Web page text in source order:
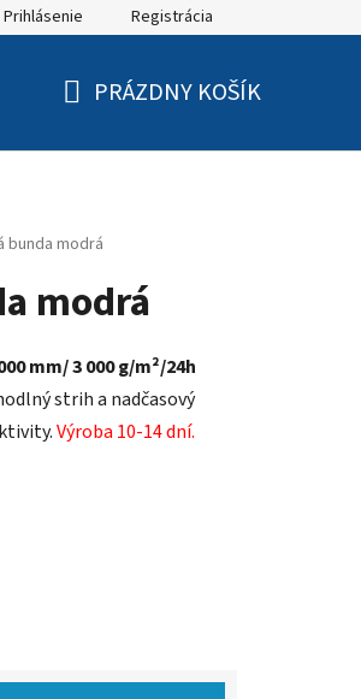
Prihlásenie Registrácia
PRÁZDNY KOŠÍK
bunda modrá
modrá
mm/ 3 000g/m²/24h
strih a nadčasový
Výroba 10-14 dní.